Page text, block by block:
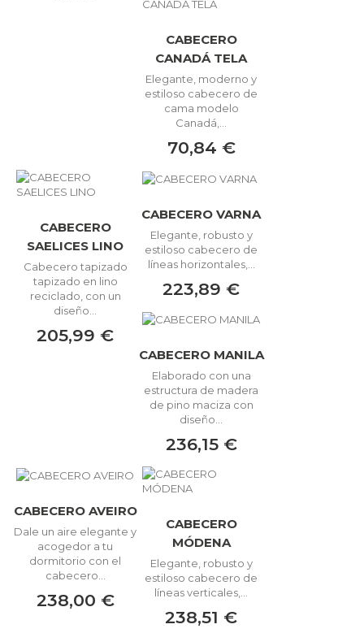
CABECERO
CANADÁ TELA
Elegante, moderno y
estiloso cabecero de
cama modelo
Canadá,...
70,84 €
CABECERO
SAELICES LINO
Cabecero tapizado
tapizado en lino
reciclado, con un
diseño...
205,99 €
CABECERO VARNA
Elegante, robusto y
estiloso cabecero de
líneas horizontales,...
223,89 €
CABECERO MANILA
Elaborado con una
estructura de madera
de pino maciza con
diseño...
236,15 €
CABECERO AVEIRO
Dale un aire elegante y
acogedor a tu
dormitorio con el
cabecero...
238,00 €
CABECERO
MÓDENA
Elegante, robusto y
estiloso cabecero de
líneas verticales,...
238,51 €